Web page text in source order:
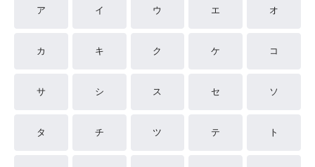
ア イ ウ エ オ
カ キ ク ケ コ
サ シ ス セ ソ
タ チ ツ テ ト